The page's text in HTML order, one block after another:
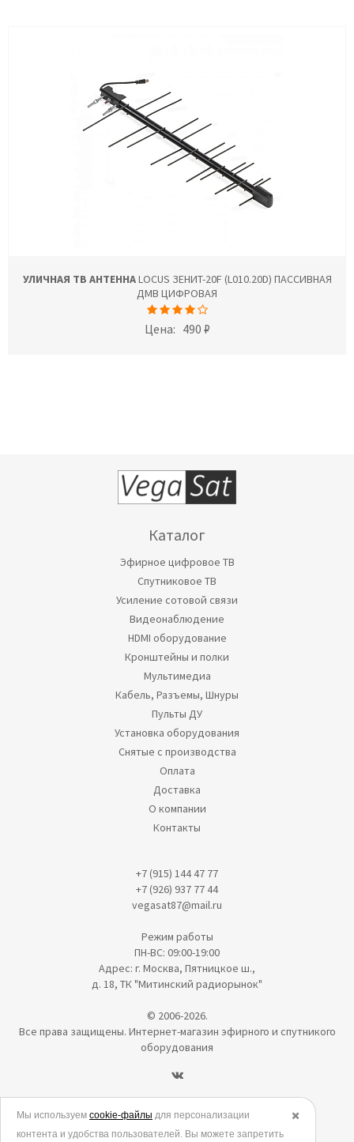
УЛИЧНАЯ ТВ АНТЕННАLOCUS ЗЕНИТ-20F (L010.20D) ПАССИВНАЯ
ДМВ ЦИФРОВАЯ
Цена: 490 ₽
Каталог
Эфирное цифровое ТВ
Спутниковое ТВ
Усиление сотовой связи
Видеонаблюдение
HDMI оборудование
Кронштейны и полки
Мультимедиа
Кабель, Разъемы, Шнуры
Пульты ДУ
Установка оборудования
Снятые с производства
Оплата
Доставка
О компании
Контакты
+7 (915) 144 47 77
+7 (926) 937 77 44
vegasat87@mail.ru
Режим работы
ПН-ВС: 09:00-19:00
Адрес: г. Москва, Пятницкое ш.,
д. 18, ТК "Митинский радиорынок"
© 2006-2026.
Все права защищены. Интернет-магазин эфирного и спутникого
оборудования
Политика в отношении обработки персональных данных
Согласие на обработку персональных данных
✖️
Мы используем cookie-файлы для персонализации
контента и удобства пользователей. Вы можете запретить